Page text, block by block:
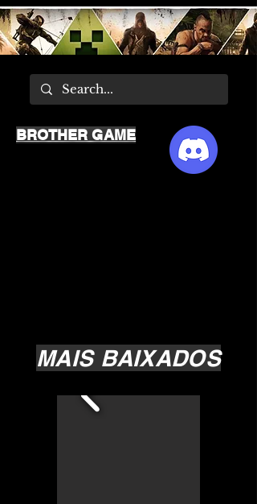
MAIS BAIXADOS
BROTHER GAME